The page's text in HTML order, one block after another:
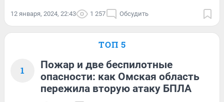
12 января, 2024, 22:43 1 257 Обсудить
ТОП 5
1
Пожар и две беспилотные
опасности: как Омская область
пережила вторую атаку БПЛА